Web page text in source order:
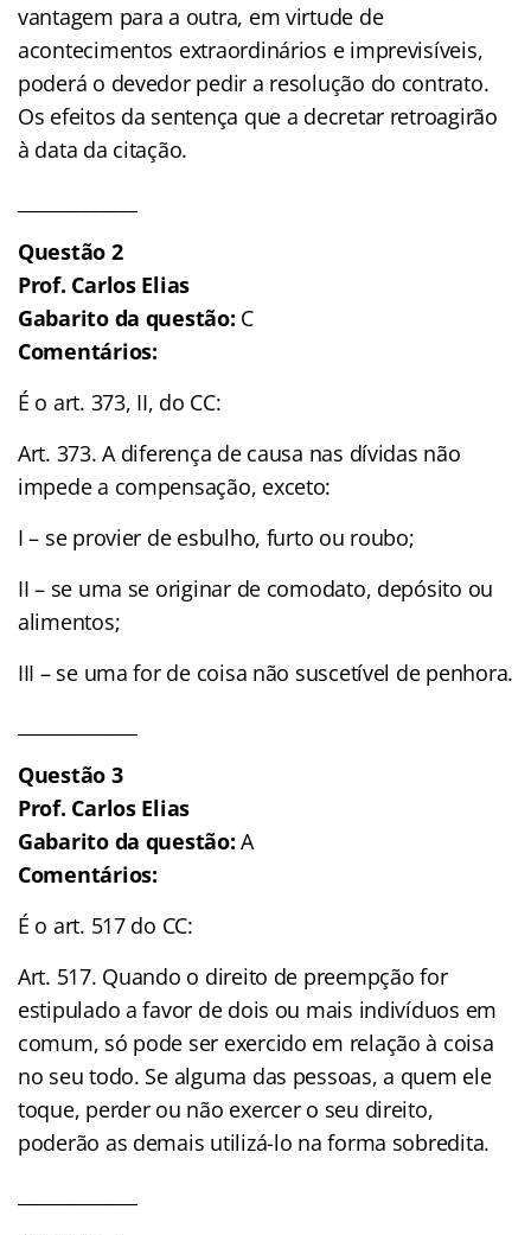
vantagem para a outra, em virtude de
acontecimentos extraordinários e imprevisíveis,
poderá o devedor pedir a resolução do contrato.
Os efeitos da sentença que a decretar retroagirão
à data da citação.
Questão 2
Prof. Carlos Elias
Gabarito da questão: C
Comentários:
É o art. 373, II, do CC:
Art. 373. A diferença de causa nas dívidas não
impede a compensação, exceto:
I – se provier de esbulho, furto ou roubo;
II – se uma se originar de comodato, depósito ou
alimentos;
III – se uma for de coisa não suscetível de penhora.
Questão 3
Prof. Carlos Elias
Gabarito da questão:A
Comentários:
É o art. 517 do CC:
Art. 517. Quando o direito de preempção for
estipulado a favor de dois ou mais indivíduos em
comum, só pode ser exercido em relação à coisa
no seu todo. Se alguma das pessoas, a quem ele
toque, perder ou não exercer o seu direito,
poderão as demais utilizá-lo na forma sobredita.